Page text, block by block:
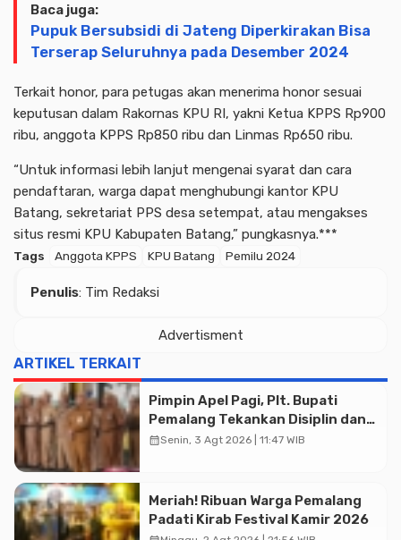
Advertisment
Baca juga:
Pupuk Bersubsidi di Jateng Diperkirakan Bisa
Terserap Seluruhnya pada Desember 2024
Terkait honor, para petugas akan menerima honor sesuai
keputusan dalam Rakornas KPU RI, yakni Ketua KPPS Rp900
ribu, anggota KPPS Rp850 ribu dan Linmas Rp650 ribu.
“Untuk informasi lebih lanjut mengenai syarat dan cara
pendaftaran, warga dapat menghubungi kantor KPU
Batang, sekretariat PPS desa setempat, atau mengakses
situs resmi KPU Kabupaten Batang,” pungkasnya.***
Tags Anggota KPPS KPU Batang Pemilu 2024
Penulis: Tim Redaksi
Advertisment
ARTIKEL TERKAIT
Pimpin Apel Pagi, Plt. Bupati
Pemalang Tekankan Disiplin dan
Soliditas ASN untuk Pelayanan
calendar_monthSenin, 3 Agt 2026 | 11:47 WIB
Meriah! Ribuan Warga Pemalang
Padati Kirab Festival Kamir 2026